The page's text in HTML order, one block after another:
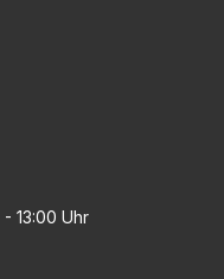
13:00 Uhr